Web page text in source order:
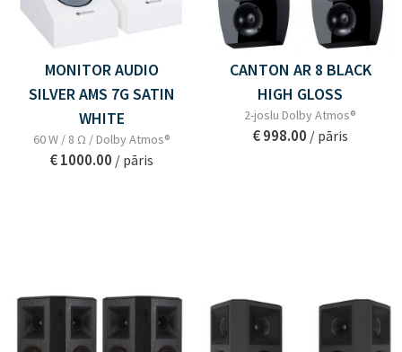
MONITOR AUDIO
SILVER AMS 7G SATIN
WHITE
60 W / 8 Ω / Dolby Atmos®
€ 1000.00 / pāris
CANTON AR 8 BLACK
HIGH GLOSS
2-joslu Dolby Atmos®
€ 998.00 / pāris